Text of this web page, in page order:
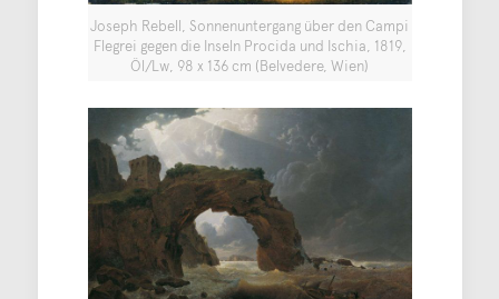
Joseph Rebell, Sonnenuntergang über den Campi
Flegrei gegen die Inseln Procida und Ischia, 1819,
Öl/Lw, 98 x 136 cm (Belvedere, Wien)